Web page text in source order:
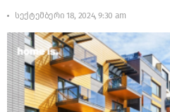
სექტემბერი 18, 2024, 9:30 am